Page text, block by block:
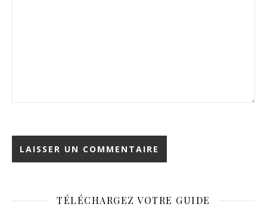
TÉLÉCHARGEZ VOTRE GUIDE